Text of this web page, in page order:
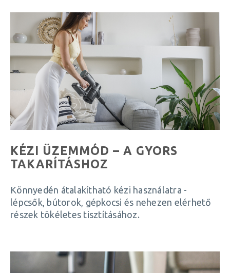
KÉZI ÜZEMMÓD – A GYORS
TAKARÍTÁSHOZ
Könnyedén átalakítható kézi használatra -
lépcsők, bútorok, gépkocsi és nehezen elérhető
részek tökéletes tisztításához.